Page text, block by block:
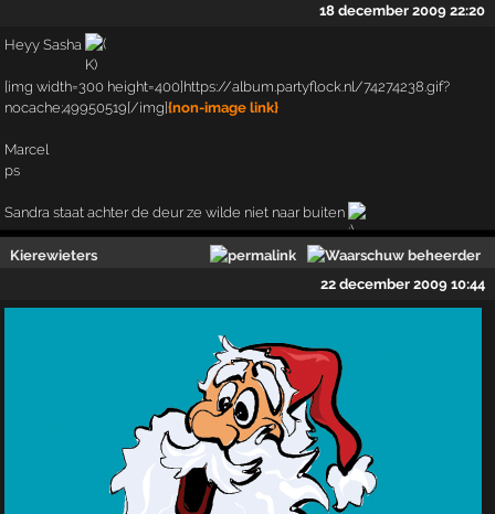
18 december 2009 22:20
Heyy Sasha
[img width=300 height=400]https://album.partyflock.nl/74274238.gif?
nocache;49950519[/img]{non-image link}
Marcel
ps
Sandra staat achter de deur ze wilde niet naar buiten
Kierewieters
22 december 2009 10:44